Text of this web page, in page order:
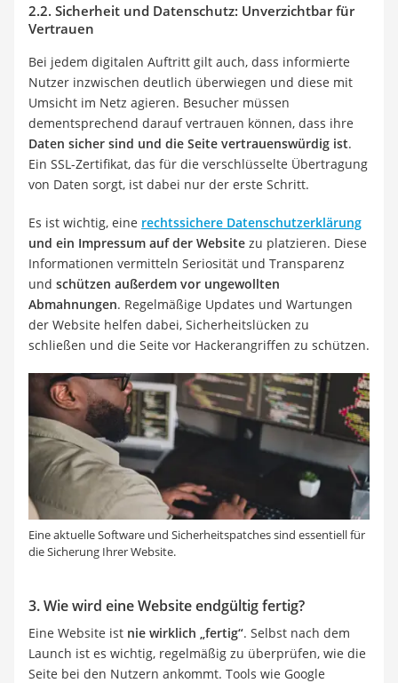
2.2. Sicherheit und Datenschutz: Unverzichtbar für
Vertrauen
Bei jedem digitalen Auftritt gilt auch, dass informierte
Nutzer inzwischen deutlich überwiegen und diese mit
Umsicht im Netz agieren. Besucher müssen
dementsprechend darauf vertrauen können, dass ihre
Daten sicher sind und die Seite vertrauenswürdig ist.
Ein SSL-Zertifikat, das für die verschlüsselte Übertragung
von Daten sorgt, ist dabei nur der erste Schritt.
Es ist wichtig, eine rechtssichere Datenschutzerklärung
und ein Impressum auf der Website zu platzieren. Diese
Informationen vermitteln Seriosität und Transparenz
und schützen außerdem vor ungewollten
Abmahnungen. Regelmäßige Updates und Wartungen
der Website helfen dabei, Sicherheitslücken zu
schließen und die Seite vor Hackerangriffen zu schützen.
Eine aktuelle Software und Sicherheitspatches sind essentiell für
die Sicherung Ihrer Website.
3. Wie wird eine Website endgültig fertig?
Eine Website ist nie wirklich „fertig“. Selbst nach dem
Launch ist es wichtig, regelmäßig zu überprüfen, wie die
Seite bei den Nutzern ankommt. Tools wie Google